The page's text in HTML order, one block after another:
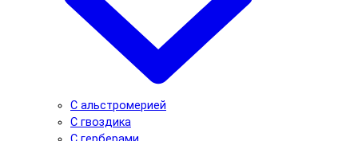
С альстромерией
С гвоздика